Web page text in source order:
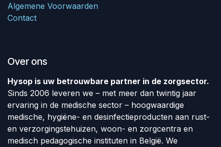
Algemene Voorwaarden
Contact
Over ons
Hysop is uw betrouwbare partner in de zorgsector.
Sinds 2006 leveren we – met meer dan twintig jaar
ervaring in de medische sector – hoogwaardige
medische, hygiëne- en desinfectieproducten aan rust-
en verzorgingstehuizen, woon- en zorgcentra en
medisch pedagogische instituten in België. We